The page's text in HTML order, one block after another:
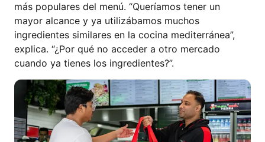
más populares del menú. “Queríamos tener un
mayor alcance y ya utilizábamos muchos
ingredientes similares en la cocina mediterránea”,
explica. “¿Por qué no acceder a otro mercado
cuando ya tienes los ingredientes?”.